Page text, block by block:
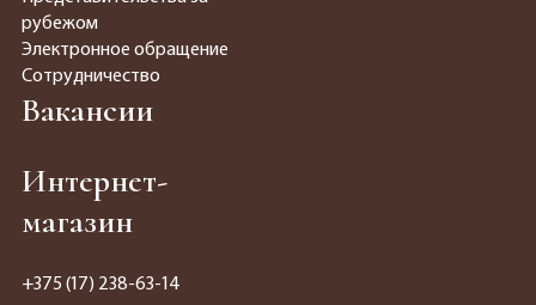
рубежом
Электронное обращение
Сотрудничество
Вакансии
Интернет-
магазин
+375 (17) 238-63-14